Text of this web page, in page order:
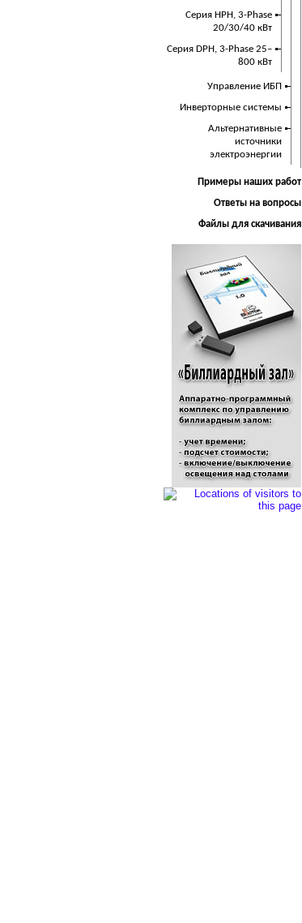
Серия HPH, 3-Phase
20/30/40 кВт
Серия DPH, 3-Phase 25–
800 кВт
Управление ИБП
Инверторные системы
Альтернативные
источники
электроэнергии
Примеры наших работ
Ответы на вопросы
Файлы для скачивания